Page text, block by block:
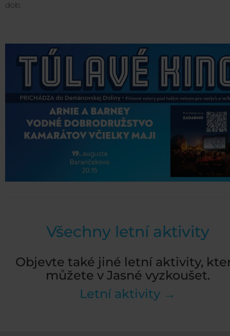
dob.
Všechny letní aktivity
Objevte také jiné letní aktivity,
můžete v Jasné vyzkoušet.
Letní aktivity →